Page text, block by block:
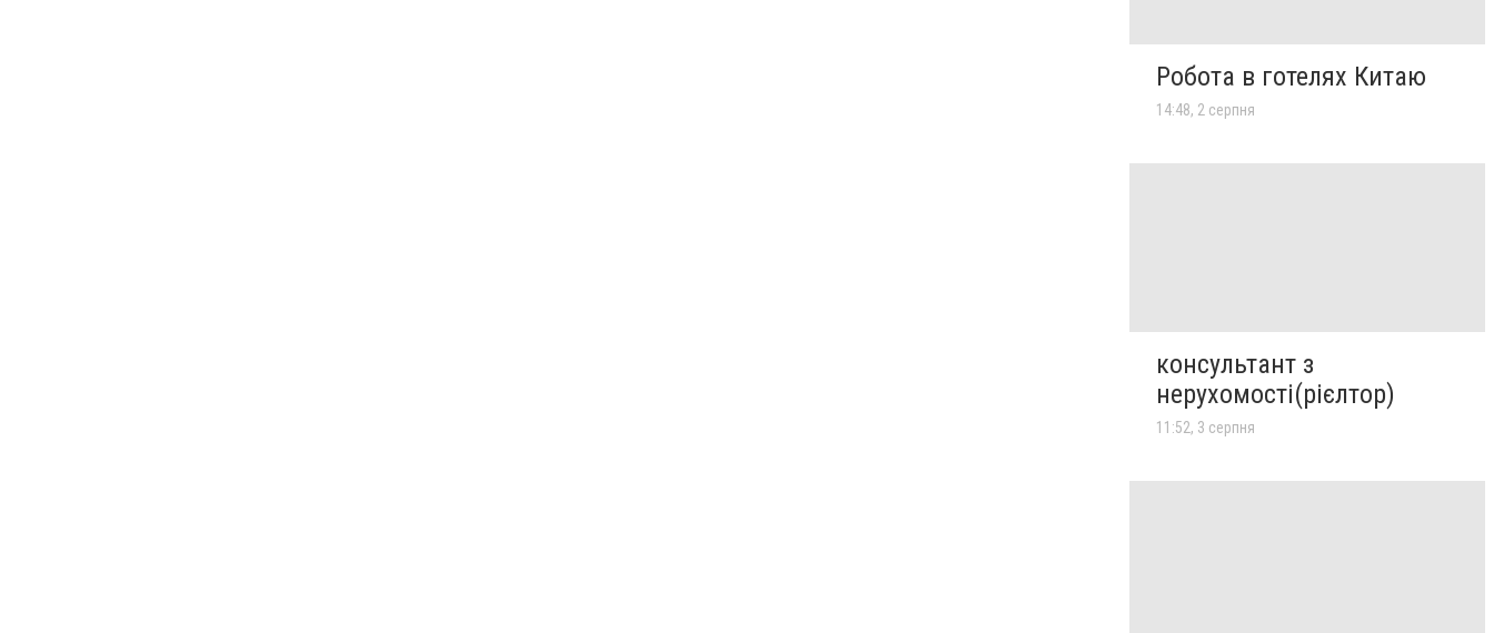
Робота в готелях Китаю
14:48, 2 серпня
консультант з
нерухомості(рієлтор)
11:52, 3 серпня